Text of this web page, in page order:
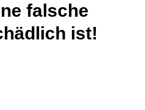
falsche
ist!